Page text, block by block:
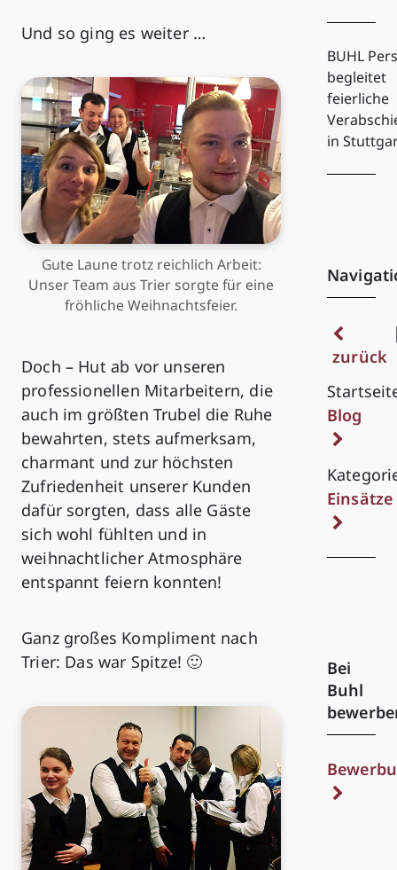
Und so ging es weiter …
Gute Laune trotz reichlich Arbeit:
Unser Team aus Trier sorgte für eine
fröhliche Weihnachtsfeier.
Doch – Hut ab vor unseren
professionellen Mitarbeitern, die
auch im größten Trubel die Ruhe
bewahrten, stets aufmerksam,
charmant und zur höchsten
Zufriedenheit unserer Kunden
dafür sorgten, dass alle Gäste
sich wohl fühlten und in
weihnachtlicher Atmosphäre
entspannt feiern konnten!
Ganz großes Kompliment nach
Trier: Das war Spitze! 🙂
BUHL
begleitet
feierliche
in
zurück
Blog
Einsätze
Bei
Buhl